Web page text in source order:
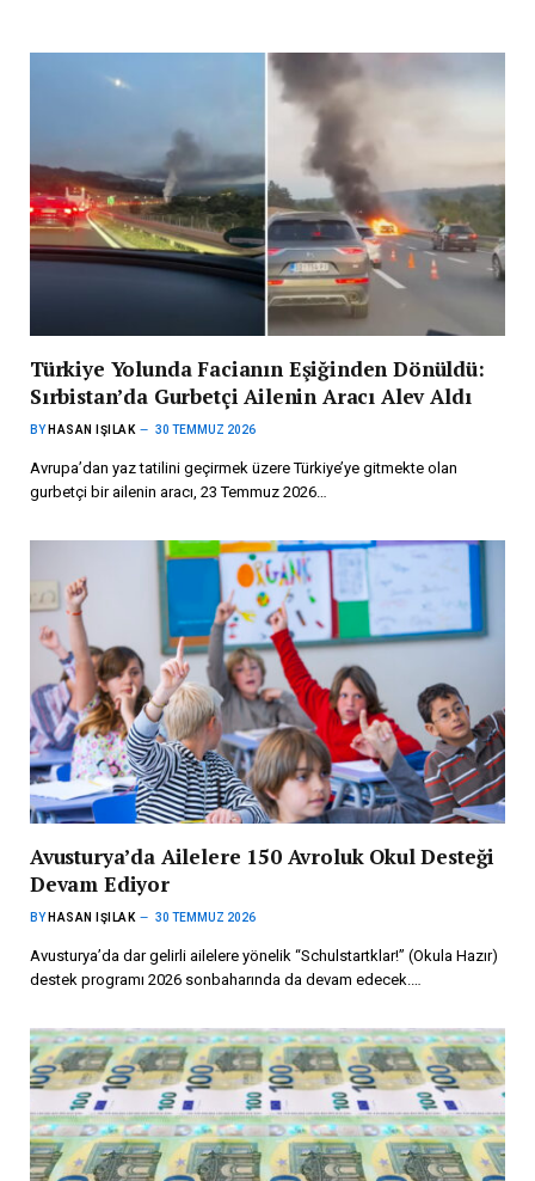
Türkiye Yolunda Facianın Eşiğinden Dönüldü:
Sırbistan’da Gurbetçi Ailenin Aracı Alev Aldı
BY HASAN IŞILAK 30 TEMMUZ 2026
Avrupa’dan yaz tatilini geçirmek üzere Türkiye’ye gitmekte olan
gurbetçi bir ailenin aracı, 23 Temmuz 2026…
Avusturya’da Ailelere 150 Avroluk Okul Desteği
Devam Ediyor
BY HASAN IŞILAK 30 TEMMUZ 2026
Avusturya’da dar gelirli ailelere yönelik “Schulstartklar!” (Okula Hazır)
destek programı 2026 sonbaharında da devam edecek.…